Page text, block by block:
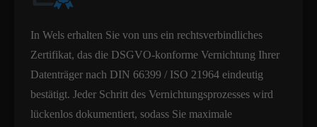
In Wels erhalten Sie von uns ein rechtsverbindliches
Zertifikat, das die DSGVO-konforme Vernichtung Ihrer
Datenträger nach DIN 66399 / ISO 21964 eindeutig
bestätigt. Jeder Schritt des Vernichtungsprozesses wird
lückenlos dokumentiert, sodass Sie maximale